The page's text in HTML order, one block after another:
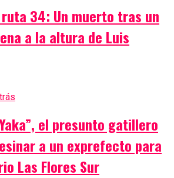
34: Un muerto tras un
a la altura de Luis
el presunto gatillero
a un exprefecto para
Las Flores Sur